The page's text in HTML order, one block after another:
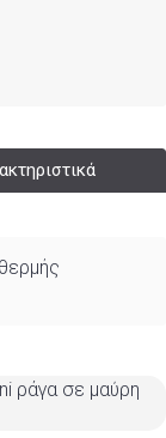
ράγα σε μαύρη